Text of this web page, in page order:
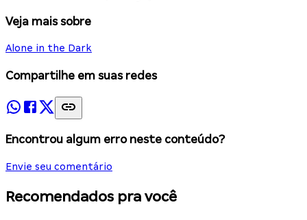
Veja mais sobre
Alone in the Dark
Compartilhe em suas redes
Encontrou algum erro neste conteúdo?
Envie seu comentário
Recomendados pra você